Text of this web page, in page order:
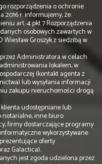
rozporządzenia o ochronie
2016 r. informujemy, że:
art. 4 pkt 7 Rozporządzenia
osobowych zawartych w
Groszyk z siedzibą w
Administratora w celach
lokalem, w
(kontakt agenta z
lub wysyłania informacji
zakupu nieruchomości drogą
udostępniane lub
inne biuro
firmy dostarczające programy
wykorzystywane
oferty
Galactica).
jest zgoda udzielona przez